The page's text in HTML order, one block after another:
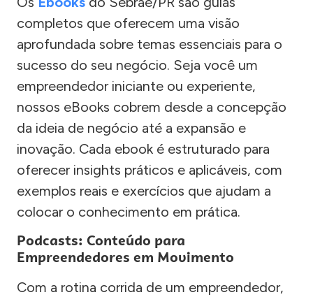
completos que oferecem uma visão
aprofundada sobre temas essenciais para o
sucesso do seu negócio. Seja você um
empreendedor iniciante ou experiente,
nossos eBooks cobrem desde a concepção
da ideia de negócio até a expansão e
inovação. Cada ebook é estruturado para
oferecer insights práticos e aplicáveis, com
exemplos reais e exercícios que ajudam a
colocar o conhecimento em prática.
Podcasts: Conteúdo para
Empreendedores em Movimento
Com a rotina corrida de um empreendedor,